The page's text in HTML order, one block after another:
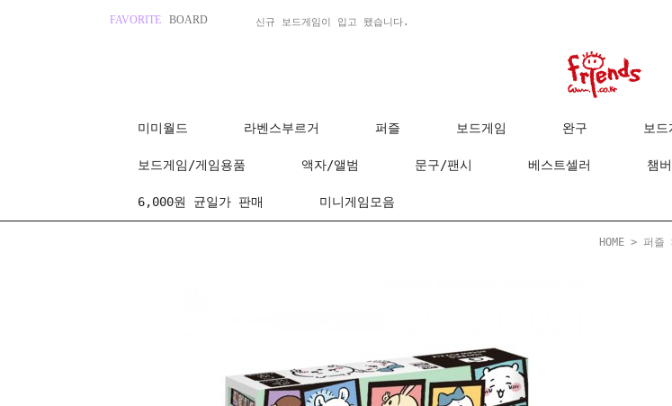
FAVORITE BOARD 신규 보드게임이 입고 됐습니다.
미미월드 라벤스부르거 퍼즐 보드게임 완구 보
보드게임/게임용품 액자/앨범 문구/팬시 베스트셀러 챔
6,000원 균일가 판매 미니게임모음
HOME > 퍼즐